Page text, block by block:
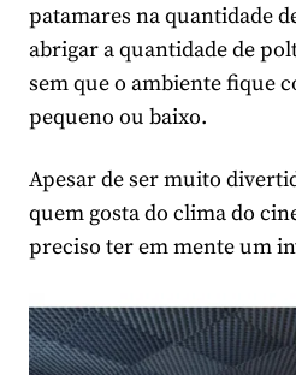
patamares na quantidade
abrigar a quantidade de
sem que o ambiente fique
pequeno ou baixo.
Apesar de ser muito
quem gosta do clima do
preciso ter em mente um